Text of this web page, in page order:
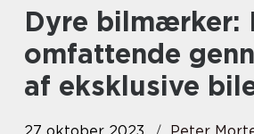
Dyre bilmærker: En
omfattende
af eksklusive